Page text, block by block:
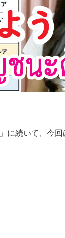
」に続いて、今